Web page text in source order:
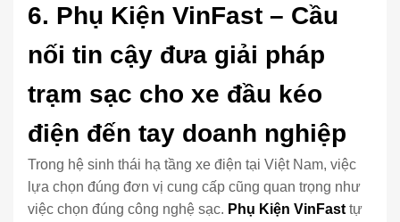
6. Phụ Kiện VinFast – Cầu
nối tin cậy đưa giải pháp
trạm sạc cho xe đầu kéo
điện đến tay doanh nghiệp
Trong hệ sinh thái hạ tầng xe điện tại Việt Nam, việc
lựa chọn đúng đơn vị cung cấp cũng quan trọng như
việc chọn đúng công nghệ sạc. Phụ Kiện VinFast tự